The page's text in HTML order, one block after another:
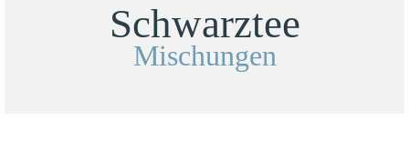
Schwarztee
Mischungen